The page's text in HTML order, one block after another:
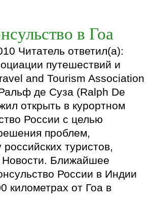
в Гоа
Читатель ответил(а):
путешествий и
and Tourism Association
де Суза (Ralph De
открыть в курортном
России с целью
проблем,
туристов,
Ближайшее
России в Индии
километрах от Гоа в